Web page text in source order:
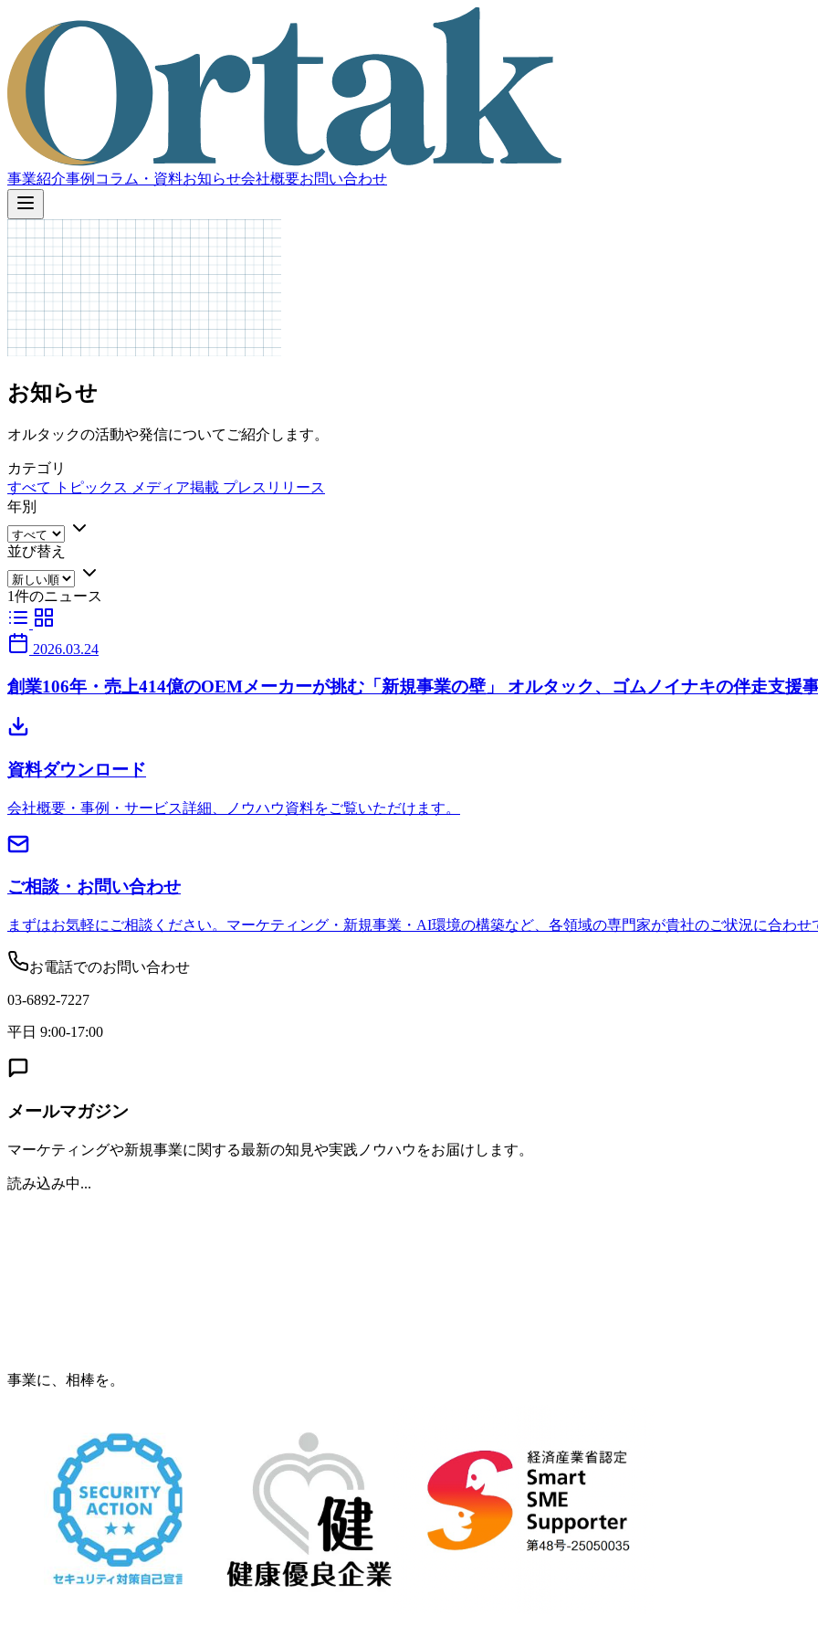
事業紹介事例 コラム・資料お知らせ会社概要お問い合わせ
お知らせ
オルタックの活動や発信についてご紹介します。
カテゴリ
すべて
トピックス メディア掲載 プレスリリース
年別
並び替え
1件のニュース
2026.03.24
創業106年・売上414億のOEMメーカーが挑む「新規事業の壁」 オルタック、ゴムノイナキの伴走支援
資料ダウンロード
会社概要・事例・サービス詳細、ノウハウ資料をご覧いただけます。
ご相談・お問い合わせ
まずはお気軽にご相談ください。マーケティング・新規事業・AI環境の構築など、各領域の専門家が貴社のご状況に合わせ
お電話でのお問い合わせ
03-6892-7227
平日 9:00-17:00
メールマガジン
マーケティングや新規事業に関する最新の知見や実践ノウハウをお届けします。
読み込み中...
事業に、相棒を。